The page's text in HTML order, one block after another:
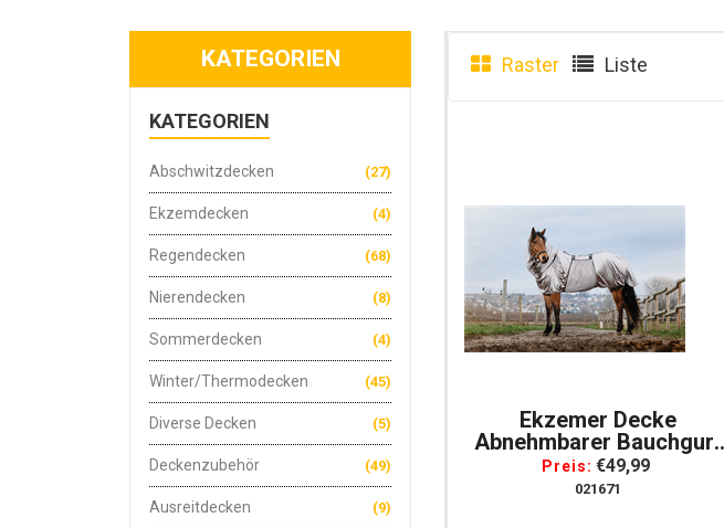
KATEGORIEN
KATEGORIEN
(27)
Abschwitzdecken
(4)
Ekzemdecken
(68)
Regendecken
(8)
Nierendecken
(4)
Sommerdecken
(45)
Winter/Thermodecken
(5)
Diverse Decken
(49)
Deckenzubehör
(9)
Ausreitdecken
Raster Liste
Ekzemer Decke
Abnehmbarer Bauchgurt
Abdeckung Von Kopf Bis
Schweif
Preis: €49,99
021671